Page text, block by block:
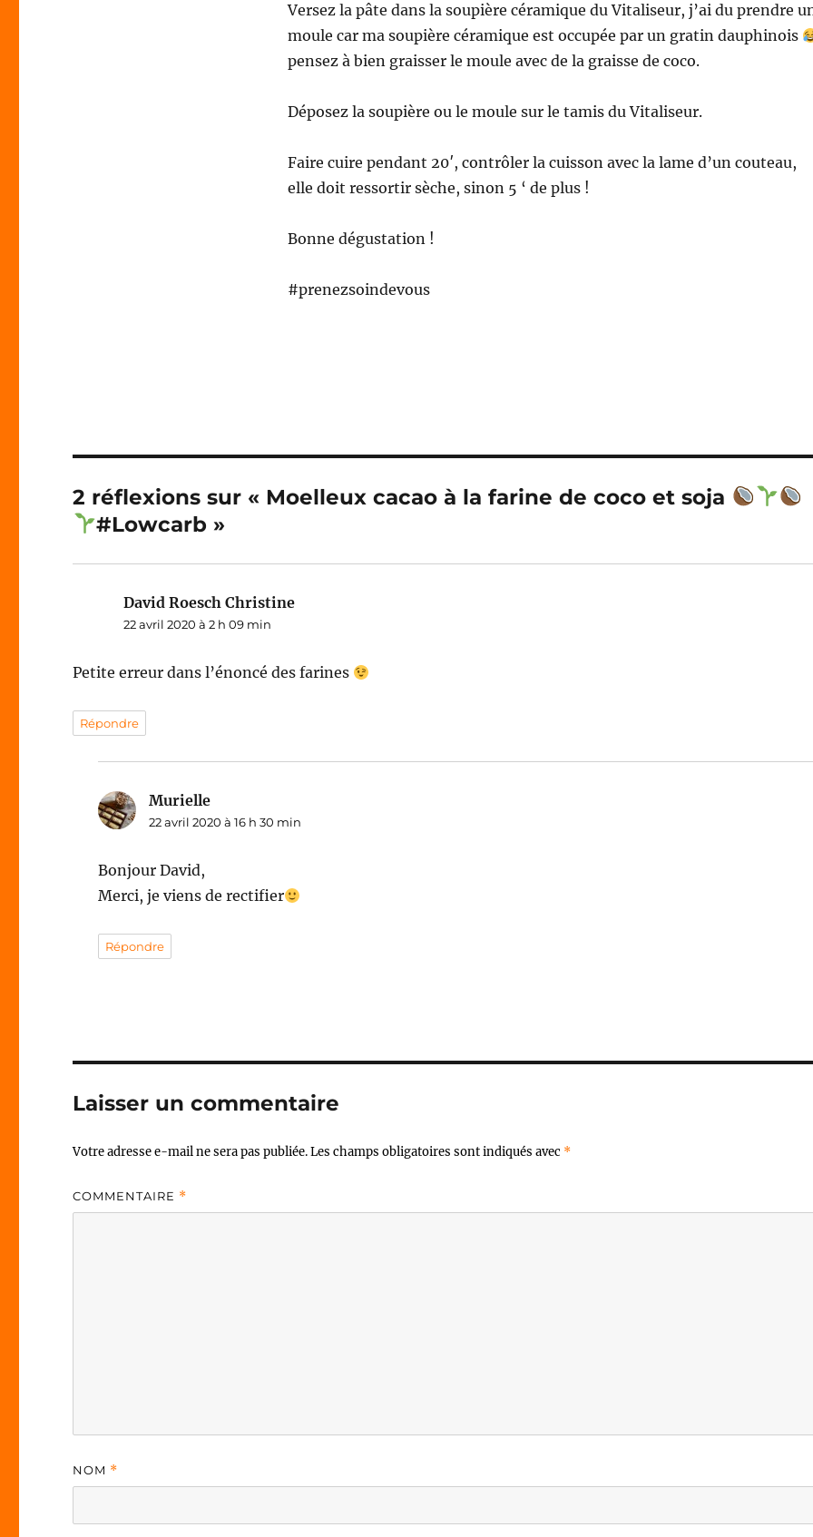
Versez la pâte dans la soupière céramique du Vitaliseur, j’ai du prendre
moule car ma soupière céramique est occupée par un gratin dauphinois
pensez à bien graisser le moule avec de la graisse de coco.
Déposez la soupière ou le moule sur le tamis du Vitaliseur.
Faire cuire pendant 20′, contrôler la cuisson avec la lame d’un couteau,
elle doit ressortir sèche, sinon 5 ‘ de plus !
Bonne dégustation !
#prenezsoindevous
2 réflexions sur « Moelleux cacao à la farine de coco et soja
#Lowcarb »
David Roesch Christine
22 avril 2020 à 2 h 09 min
Petite erreur dans l’énoncé des farines
Répondre
Murielle
22 avril 2020 à 16 h 30 min
Bonjour David,
Merci, je viens de rectifier
Répondre
Laisser un commentaire
Votre adresse e-mail ne sera pas publiée.Les champs obligatoires sont indiqués avec *
COMMENTAIRE *
NOM *